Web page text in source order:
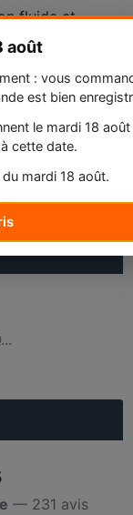
août
: vous
est bien
le mardi 18
cette date.
mardi 18 août.
fluide et
utilisateurs
17 - 172X105
POUR
— 231 avis